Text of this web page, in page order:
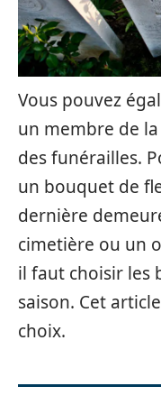
Vous pouvez
un membre de
des funérailles.
un bouquet de
dernière
cimetière ou un
il faut choisir les
saison. Cet
choix.